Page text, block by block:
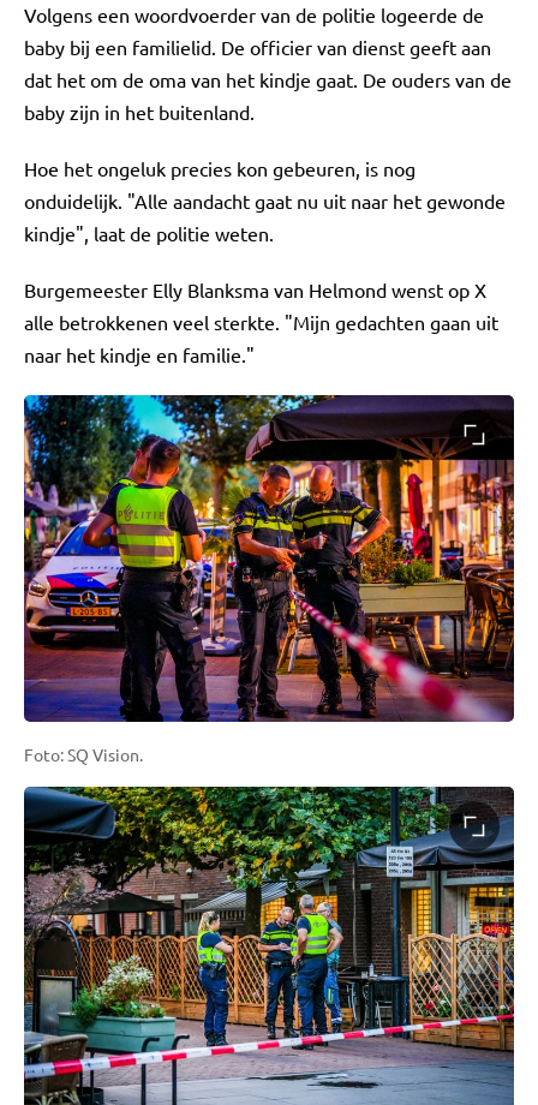
Volgens een woordvoerder van de politie logeerde de
baby bij een familielid. De officier van dienst geeft aan
dat het om de oma van het kindje gaat. De ouders van de
baby zijn in het buitenland.
Hoe het ongeluk precies kon gebeuren, is nog
onduidelijk. "Alle aandacht gaat nu uit naar het gewonde
kindje", laat de politie weten.
Burgemeester Elly Blanksma van Helmond wenst op X
alle betrokkenen veel sterkte. "Mijn gedachten gaan uit
naar het kindje en familie."
Foto: SQ Vision.